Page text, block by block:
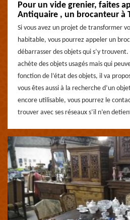
Pour un vide grenier, faites
Antiquaire , un brocanteur à
Si vous avez un projet de transformer
habitable, vous pourrez appeler un
débarrasser des objets qui s’y trouvent.
achète des objets usagés mais qui
fonction de l’état des objets, il va
vous êtes aussi à la recherche d’un
encore utilisable, vous pourrez le
trouver avec ses réseaux s’il n’en